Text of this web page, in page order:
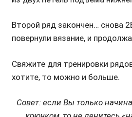
Второй ряд закончен… снова
повернули вязание, и
Свяжите для тренировки
хотите, то можно и больше.
Совет: если Вы только